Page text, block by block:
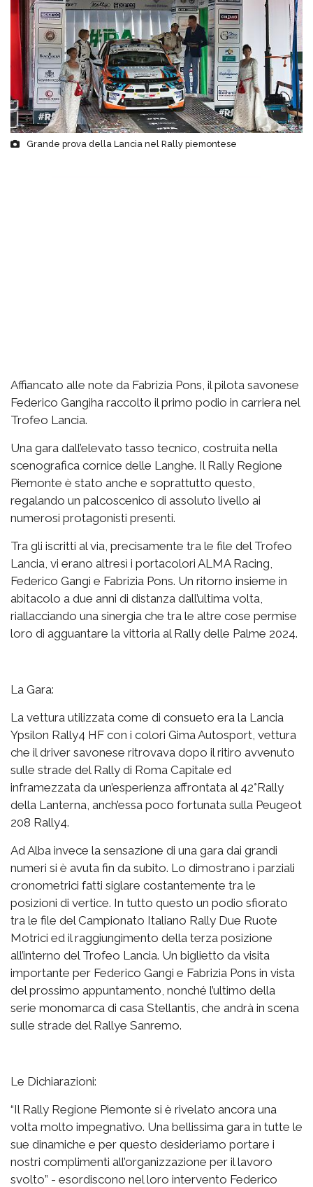
Grande prova della Lancia nel Rally piemontese
Affiancato alle note da Fabrizia Pons, il pilota savonese
Federico Gangiha raccolto il primo podio in carriera nel
Trofeo Lancia.
Una gara dall’elevato tasso tecnico, costruita nella
scenografica cornice delle Langhe. Il Rally Regione
Piemonte è stato anche e soprattutto questo,
regalando un palcoscenico di assoluto livello ai
numerosi protagonisti presenti.
Tra gli iscritti al via, precisamente tra le file del Trofeo
Lancia, vi erano altresì i portacolori ALMA Racing,
Federico Gangi e Fabrizia Pons. Un ritorno insieme in
abitacolo a due anni di distanza dall’ultima volta,
riallacciando una sinergia che tra le altre cose permise
loro di agguantare la vittoria al Rally delle Palme 2024.
La Gara:
La vettura utilizzata come di consueto era la Lancia
Ypsilon Rally4 HF con i colori Gima Autosport, vettura
che il driver savonese ritrovava dopo il ritiro avvenuto
sulle strade del Rally di Roma Capitale ed
inframezzata da un’esperienza affrontata al 42°Rally
della Lanterna, anch’essa poco fortunata sulla Peugeot
208 Rally4.
Ad Alba invece la sensazione di una gara dai grandi
numeri si è avuta fin da subito. Lo dimostrano i parziali
cronometrici fatti siglare costantemente tra le
posizioni di vertice. In tutto questo un podio sfiorato
tra le file del Campionato Italiano Rally Due Ruote
Motrici ed il raggiungimento della terza posizione
all’interno del Trofeo Lancia. Un biglietto da visita
importante per Federico Gangi e Fabrizia Pons in vista
del prossimo appuntamento, nonché l’ultimo della
serie monomarca di casa Stellantis, che andrà in scena
sulle strade del Rallye Sanremo.
Le Dichiarazioni:
“Il Rally Regione Piemonte si è rivelato ancora una
volta molto impegnativo. Una bellissima gara in tutte le
sue dinamiche e per questo desideriamo portare i
nostri complimenti all’organizzazione per il lavoro
svolto” - esordiscono nel loro intervento Federico